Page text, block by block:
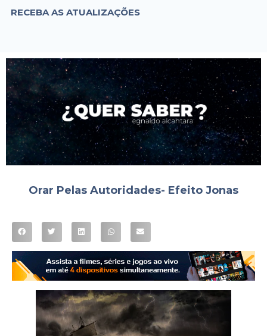
RECEBA AS ATUALIZAÇÕES
Orar Pelas Autoridades- Efeito Jonas